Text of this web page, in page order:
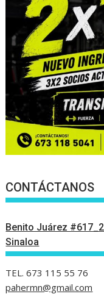
CONTÁCTANOS
Benito Juárez
Sinaloa
TEL. 673 115 55 76
pahermn@gmail.com